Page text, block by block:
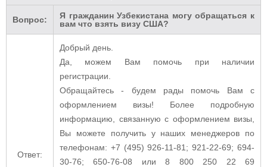
Вопрос:
Я гражданин Узбекистана могу обращаться к
вам что взять визу США?
Ответ:
Добрый день.
Да, можем Вам помочь при наличии
регистрации.
Обращайтесь - будем рады помочь Вам с
оформлением визы! Более подробную
информацию, связанную с оформлением визы,
Вы можете получить у наших менеджеров по
телефонам: +7 (495) 926-11-81; 921-22-69; 694-
30-76; 650-76-08 или 8 800 250 22 69